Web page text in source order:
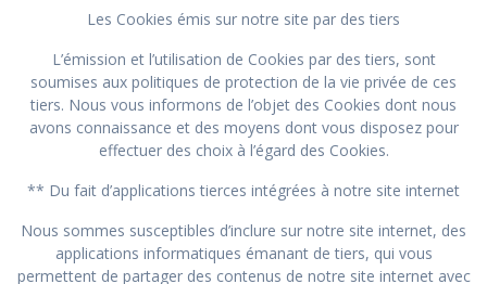
Les Cookies émis sur notre site par des tiers
L’émission et l’utilisation de Cookies par des tiers, sont
soumises aux politiques de protection de la vie privée de ces
tiers. Nous vous informons de l’objet des Cookies dont nous
avons connaissance et des moyens dont vous disposez pour
effectuer des choix à l’égard des Cookies.
** Du fait d’applications tierces intégrées à notre site internet
Nous sommes susceptibles d’inclure sur notre site internet, des
applications informatiques émanant de tiers, qui vous
permettent de partager des contenus de notre site internet avec